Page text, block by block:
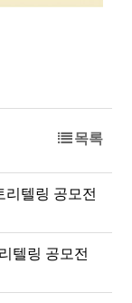
목록
리텔링 공모전
텔링 공모전